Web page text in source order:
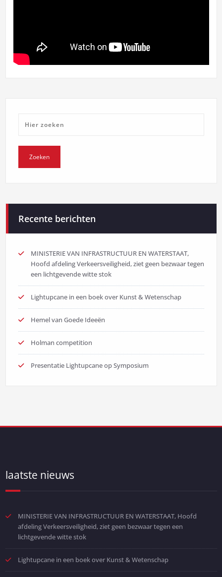
Recente berichten
MINISTERIE VAN INFRASTRUCTUUR EN WATERSTAAT,
Hoofd afdeling Verkeersveiligheid, ziet geen bezwaar tegen
een lichtgevende witte stok
Lightupcane in een boek over Kunst & Wetenschap
Hemel van Goede Ideeën
Holman competition
Presentatie Lightupcane op Symposium
laatste nieuws
MINISTERIE VAN INFRASTRUCTUUR EN WATERSTAAT, Hoofd
afdeling Verkeersveiligheid, ziet geen bezwaar tegen een
lichtgevende witte stok
Lightupcane in een boek over Kunst & Wetenschap